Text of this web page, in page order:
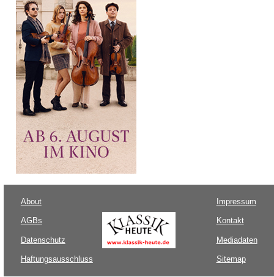
About
AGBs
Datenschutz
Haftungsausschluss
Impressum
Kontakt
Mediadaten
Sitemap